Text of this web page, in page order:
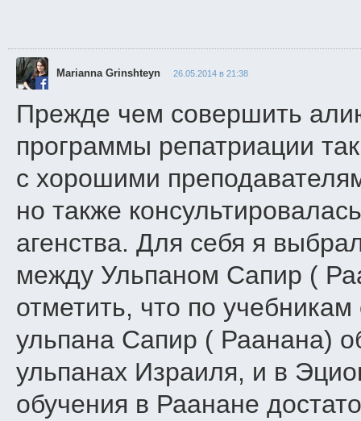
Marianna Grinshteyn 26.05.2014 в 21:38
Прежде чем совершить
программы репатриации
с хорошими
но также
агенства. Для себя я
между Ульпаном Сапир (
отметить, что по
ульпана Сапир ( Раанана)
ульпанах Израиля, и в
обучения в Раанане